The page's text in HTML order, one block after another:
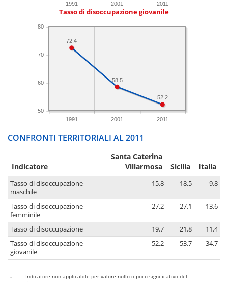
1991 2001 2011
Tasso di disoccupazione giovanile
1991 2001 2011
50
60
70
80
52.2
58.5
72.4
CONFRONTI TERRITORIALI AL 2011
Indicatore
Santa Caterina
Villarmosa
Sicilia Italia
Tasso di disoccupazione
maschile
15.8 18.5 9.8
Tasso di disoccupazione
femminile
27.2 27.1 13.6
Tasso di disoccupazione 19.7 21.8
11.4
Tasso di disoccupazione
giovanile
52.2 53.7 34.7
-
Indicatore non applicabile per valore nullo o poco significativo del